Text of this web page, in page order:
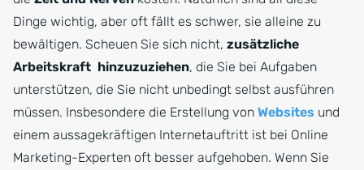
Dinge wichtig, aber oft fällt es schwer, sie alleine zu
bewältigen. Scheuen Sie sich nicht, zusätzliche
Arbeitskraft hinzuzuziehen, die Sie bei Aufgaben
unterstützen, die Sie nicht unbedingt selbst ausführen
müssen. Insbesondere die Erstellung von Websites und
einem aussagekräftigen Internetauftritt ist bei Online
Marketing-Experten oft besser aufgehoben. Wenn Sie